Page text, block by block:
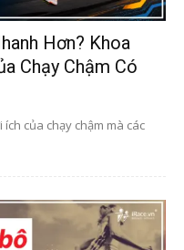
Hơn? Khoa
Chạy Chậm Có
của chạy chậm mà các